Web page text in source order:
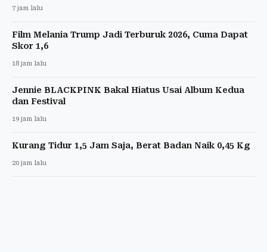
7 jam lalu
Film Melania Trump Jadi Terburuk 2026, Cuma Dapat
Skor 1,6
18 jam lalu
Jennie BLACKPINK Bakal Hiatus Usai Album Kedua
dan Festival
19 jam lalu
Kurang Tidur 1,5 Jam Saja, Berat Badan Naik 0,45 Kg
20 jam lalu